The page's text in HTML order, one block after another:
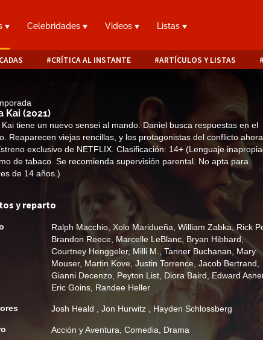
Celebridades Videos Listas
CRÍTICA AL INSTANTE ARTÍCULOS Y LISTAS
Kai (2021)
tiene un nuevo sensei al mando. Daniel busca respuestas en el
Reaparecen viejas rencillas, y los protagonistas del conflicto
exclusivo de NETFLIX. Clasificación: 14+ (Lenguaje
de tabaco. Se recomienda supervisión parental. No apta para
de 14 años.)
y reparto
Ralph Macchio Xolo Maridueña William Zabka,Rick
Brandon Reece Marcelle LeBlanc Bryan Hibbard
Courtney Henggeler, Milli M. Tanner Buchanan
Mary
Mouser, Martin Kove Justin Torrence Jacob Bertrand
Gianni Decenzo Peyton List Diora Baird
Edward
Eric Goins Randee Heller
Josh Heald Jon Hurwitz Hayden Schlossberg
Acción y Aventura Comedia Drama